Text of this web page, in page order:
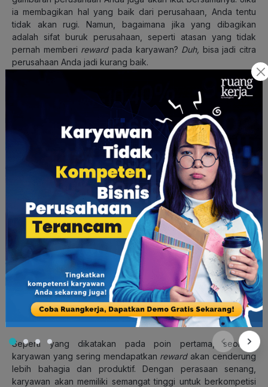
ia membagikan hal yang baik dari perusahaan, Anda tentu
tidak akan rugi. Namun, bagaimana jika yang dibagikan
adalah sifat buruk perusahaan, seperti atasan yang tidak
pernah memberi rewardpada karyawan? Duh, bisa jadi citra
perusahaan Anda jadi kurang baik.
Karena itu mulai sekarang jangan pelit untuk memberikan
apresiasi pada karyawan Anda ya.
5 Kesalahan Fatal Generasi Milenial dalam
Karier
5. Memicu karyawan mewujudkan
goalsperusahaan
Karyawan yang produktif dan bahagia akan memicu
wujudkangoalsperusahaan (Sumber: inc.com)
Seperti yang dikatakan pada poin pertama, seorang
karyawan yang sering mendapatkan reward akan cenderung
lebih bahagia dan produktif. Dengan perasaan senang,
karyawan akan memiliki semangat tinggi untuk berkompetisi